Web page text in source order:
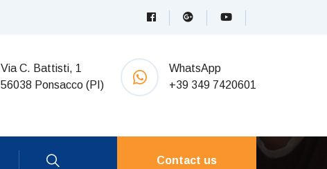
Via C. Battisti, 1
56038 Ponsacco (PI)
WhatsApp
+39 349 7420601
Contact us